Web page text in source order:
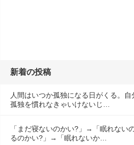
新着の投稿
人間はいつか孤独になる日がくる。自
孤独を慣れなきゃいけないじ…
「まだ寝ないのかい?」→「眠れない
るのかい?」→「眠れないか…